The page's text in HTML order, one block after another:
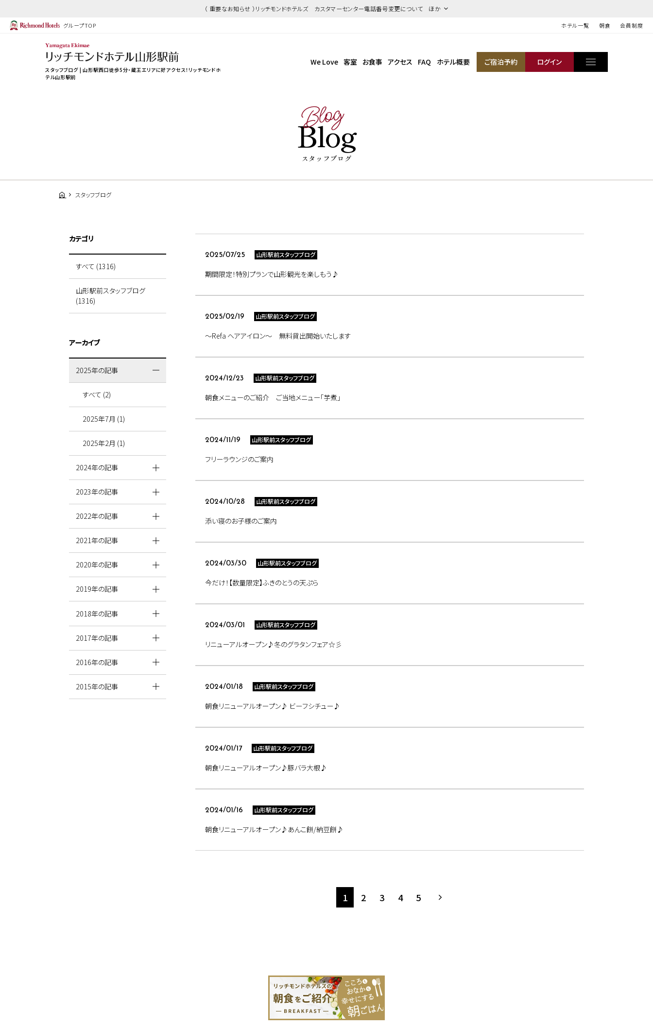
（ 重要なお知らせ ）リッチモンドホテルズ カスタマーセンター電話番号変更について ほか
グループTOP ホテル一覧 朝食 会員制度
スタッフブログ | 山形駅西口徒歩5分・蔵王エリアに好アクセス！リッチモンドホ
テル山形駅前
We Love 客室 お食事 アクセス FAQ ホテル概要 ご宿泊予約 ログイン
Blog
Blog
スタッフブログ
スタッフブログ
2025/07/25 山形駅前スタッフブログ
期間限定！特別プランで山形観光を楽しもう♪
2025/02/19 山形駅前スタッフブログ
～Refa ヘアアイロン～ 無料貸出開始いたします
2024/12/23 山形駅前スタッフブログ
朝食メニューのご紹介 ご当地メニュー「芋煮」
2024/11/19 山形駅前スタッフブログ
フリーラウンジのご案内
2024/10/28 山形駅前スタッフブログ
添い寝のお子様のご案内
2024/03/30 山形駅前スタッフブログ
今だけ！【数量限定】ふきのとうの天ぷら
2024/03/01 山形駅前スタッフブログ
リニューアルオープン♪冬のグラタンフェア☆彡
2024/01/18 山形駅前スタッフブログ
朝食リニューアルオープン♪ ビーフシチュー♪
2024/01/17 山形駅前スタッフブログ
朝食リニューアルオープン♪豚バラ大根♪
2024/01/16 山形駅前スタッフブログ
朝食リニューアルオープン♪あんこ餅/納豆餅♪
1 2 3 4 5
カテゴリ
すべて (1316)
山形駅前スタッフブログ
(1316)
アーカイブ
2025年の記事
すべて (2)
2025年7月 (1)
2025年2月 (1)
2024年の記事
2023年の記事
2022年の記事
2021年の記事
2020年の記事
2019年の記事
2018年の記事
2017年の記事
2016年の記事
2015年の記事